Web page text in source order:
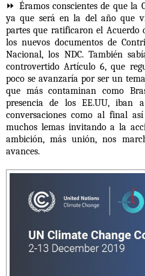
⏩ Éramos conscientes de que la
ya que será en la del año que
partes que ratificaron el Acuerdo
los nuevos documentos de
Nacional, los NDC. También
controvertido Artículo 6, que
poco se avanzaría por ser un
que más contaminan como
presencia de los EE.UU,
conversaciones como al final
muchos lemas invitando a la
ambición, más unión, nos
avances.